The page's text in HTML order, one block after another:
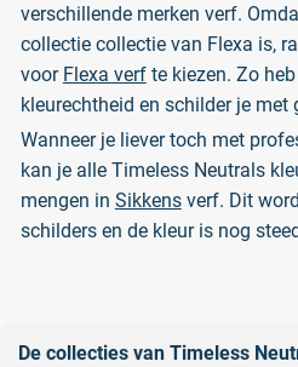
verschillende merken verf.
collectie collectie van Flexa is,
voor Flexa verfte kiezen. Zo
kleurechtheid en schilder je met
Wanneer je liever toch met
kan je alle Timeless Neutrals
mengen in Sikkensverf. Dit
schilders en de kleur is nog
De collecties van Timeless